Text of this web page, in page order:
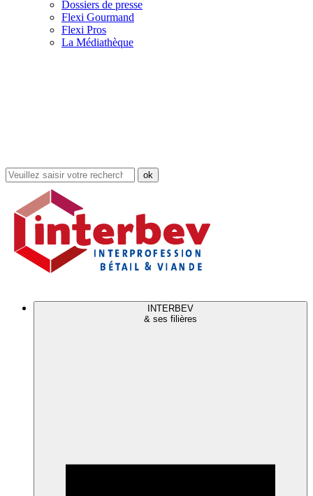
Dossiers de presse
Flexi Gourmand
Flexi Pros
La Médiathèque
Rechercher
dans
site
INTERBEV
& ses filières